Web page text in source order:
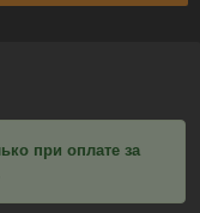
при оплате за